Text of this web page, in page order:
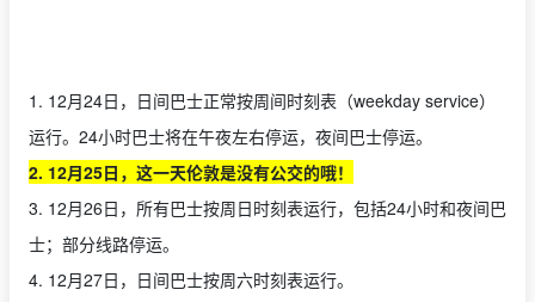
1. 12月24日，日间巴士正常按周间时刻表（weekday service）
运行。24小时巴士将在午夜左右停运，夜间巴士停运。
2. 12月25日，这一天伦敦是没有公交的哦！
3. 12月26日，所有巴士按周日时刻表运行，包括24小时和夜间巴
士；部分线路停运。
4. 12月27日，日间巴士按周六时刻表运行。